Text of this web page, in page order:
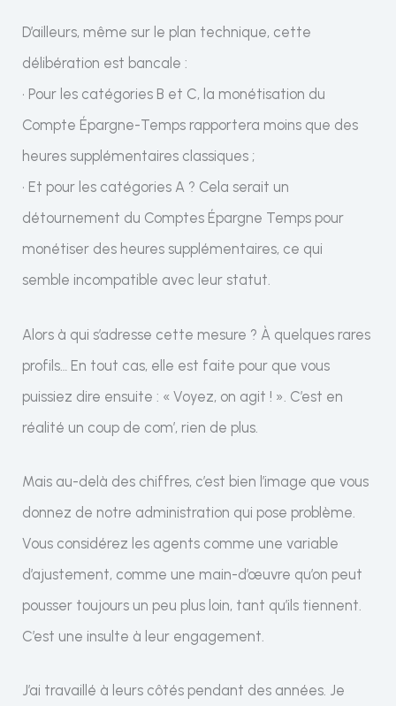
D’ailleurs, même sur le plan technique, cette
délibération est bancale :
• Pour les catégories B et C, la monétisation du
Compte Épargne-Temps rapportera moins que des
heures supplémentaires classiques ;
• Et pour les catégories A ? Cela serait un
détournement du Comptes Épargne Temps pour
monétiser des heures supplémentaires, ce qui
semble incompatible avec leur statut.
Alors à qui s’adresse cette mesure ? À quelques rares
profils… En tout cas, elle est faite pour que vous
puissiez dire ensuite : « Voyez, on agit ! ». C’est en
réalité un coup de com’, rien de plus.
Mais au-delà des chiffres, c’est bien l’image que vous
donnez de notre administration qui pose problème.
Vous considérez les agents comme une variable
d’ajustement, comme une main-d’œuvre qu’on peut
pousser toujours un peu plus loin, tant qu’ils tiennent.
C’est une insulte à leur engagement.
J’ai travaillé à leurs côtés pendant des années. Je